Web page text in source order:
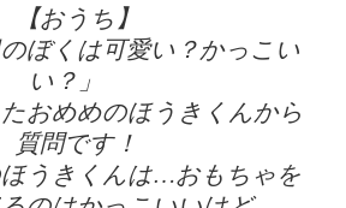
【おうち】
ぼくは可愛い？かっこい
い？」
おめめのほうきくんから
質問です！
ほうきくんは…おもちゃを